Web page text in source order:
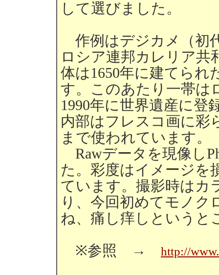
して選びました。
作例はデジカメ（初
ロシア連邦カレリア共
体は1650年に建てられ
す。このあたり一帯は
1990年に世界遺産に登
内部はフレスコ画に彩
まで使われています。
Rawデータを現像し
た。彩度はイメージを
ています。撮影時はカ
り、今回初めてモノク
ね、痛し痒しというと
※参照 →
http://